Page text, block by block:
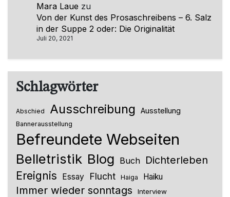
Mara Laue zu
Von der Kunst des Prosaschreibens – 6. Salz
in der Suppe 2 oder: Die Originalität
Juli 20, 2021
Schlagwörter
Abschied Ausschreibung Ausstellung
Bannerausstellung
Befreundete Webseiten
Belletristik Blog Buch Dichterleben
Ereignis Essay Flucht Haiga Haiku
Immer wieder sonntags Interview